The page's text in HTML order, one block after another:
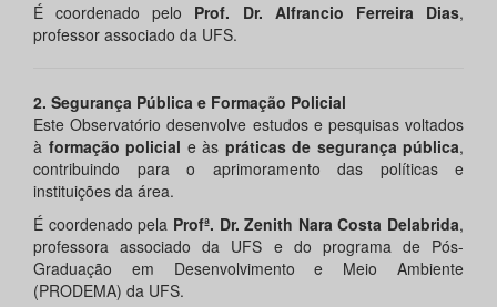
É coordenado pelo Prof. Dr. Alfrancio Ferreira Dias,
professor associado da UFS.
2. Segurança Pública e Formação Policial
Este Observatório desenvolve estudos e pesquisas voltados
à formação policial e às práticas de segurança pública,
contribuindo para o aprimoramento das políticas e
instituições da área.
É coordenado pela Profª. Dr. Zenith Nara Costa Delabrida,
professora associado da UFS e do programa de Pós-
Graduação em Desenvolvimento e Meio Ambiente
(PRODEMA) da UFS.